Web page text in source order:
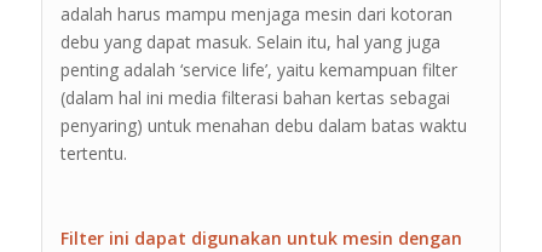
adalah harus mampu menjaga mesin dari kotoran
debu yang dapat masuk. Selain itu, hal yang juga
penting adalah ‘service life’, yaitu kemampuan filter
(dalam hal ini media filterasi bahan kertas sebagai
penyaring) untuk menahan debu dalam batas waktu
tertentu.
Filter ini dapat digunakan untuk mesin dengan